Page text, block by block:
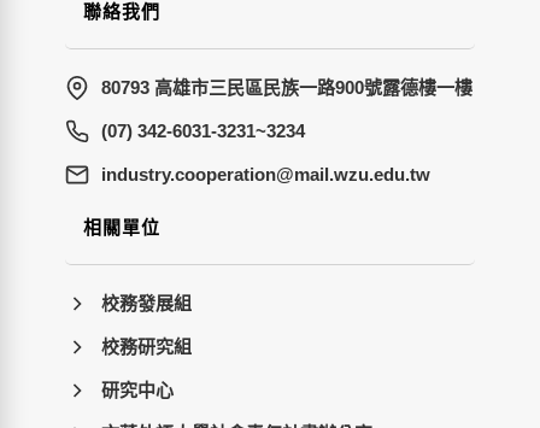
聯絡我們
80793 高雄市三民區民族一路900號露德樓一樓
(07) 342-6031-3231~3234
wt.ude.uzw.liam@noitarepooc.yrtsudni
相關單位
校務發展組
校務研究組
研究中心